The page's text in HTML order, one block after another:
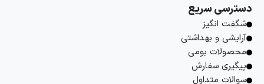
دسترسی سریع
شگفت انگیز
آرایشی و بهداشتی
محصولات بومی
پیگیری سفارش
سوالات متداول